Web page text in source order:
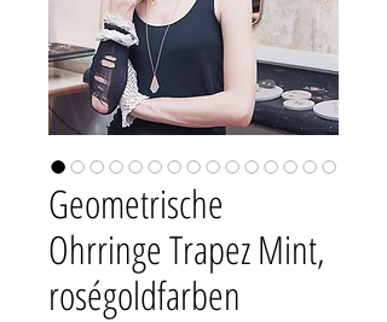
Geometrische
Ohrringe Trapez Mint,
roségoldfarben